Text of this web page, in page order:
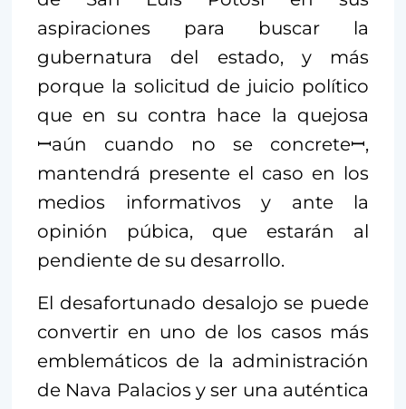
aspiraciones para buscar la
gubernatura del estado, y más
porque la solicitud de juicio político
que en su contra hace la quejosa
ꟷaún cuando no se concreteꟷ,
mantendrá presente el caso en los
medios informativos y ante la
opinión púbica, que estarán al
pendiente de su desarrollo.
El desafortunado desalojo se puede
convertir en uno de los casos más
emblemáticos de la administración
de Nava Palacios y ser una auténtica